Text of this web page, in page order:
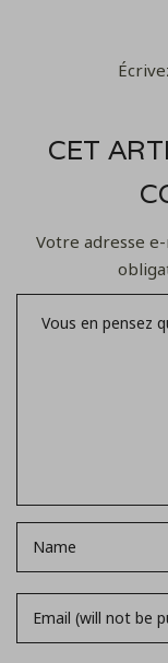
CET
Votre adresse